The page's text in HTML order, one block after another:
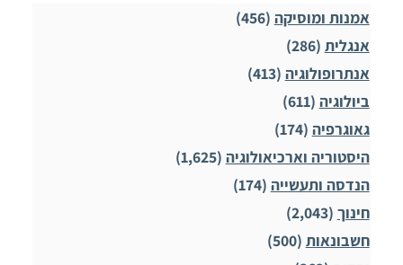
אמנות ומוסיקה (456)
אנגלית (286)
אנתרופולוגיה (413)
ביולוגיה (611)
גאוגרפיה (174)
היסטוריה וארכיאולוגיה (1,625)
הנדסה ותעשייה (174)
חינוך (2,043)
חשבונאות (500)